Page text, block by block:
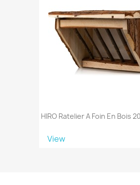
HIRO Ratelier A Foin En Bois
View